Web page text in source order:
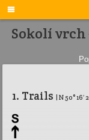

Sokolí vrch
1. Trails | N 50° 16′